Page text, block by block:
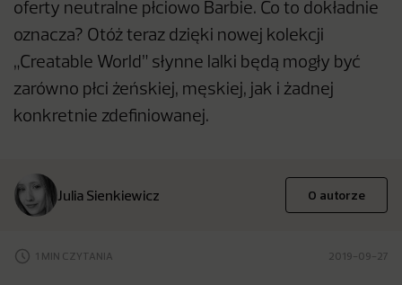
oferty neutralne płciowo Barbie. Co to dokładnie
oznacza? Otóż teraz dzięki nowej kolekcji
„Creatable World” słynne lalki będą mogły być
zarówno płci żeńskiej, męskiej, jak i żadnej
konkretnie zdefiniowanej.
Julia Sienkiewicz O autorze
1 MIN CZYTANIA 2019-09-27